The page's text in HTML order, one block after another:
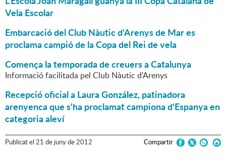
Vela Escolar
Embarcació del Club Nàutic d'Arenys de Mar es
proclama campió de la Copa del Rei de vela
Comença la temporada de creuers a Catalunya
Informació facilitada pel Club Nàutic d'Arenys
Recepció oficial a Laura González, patinadora
arenyenca que s'ha proclamat campiona d'Espanya en
categoria aleví
Publicatel 21 dejunyde2012 Compartir